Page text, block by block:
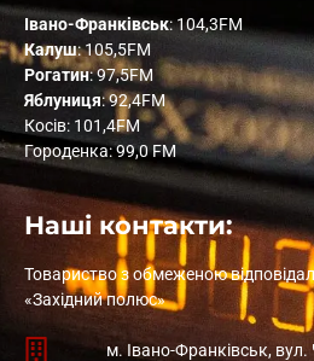
Івано-Франківськ: 104,3FM
Калуш: 105,5FM
Рогатин: 97,5FM
Яблуниця: 92,4FM
Косів: 101,4FM
Городенка: 99,0 FM
Наші контакти:
Товариство з обмеженою
«Західний полюс»
м. Івано-Франківськ,